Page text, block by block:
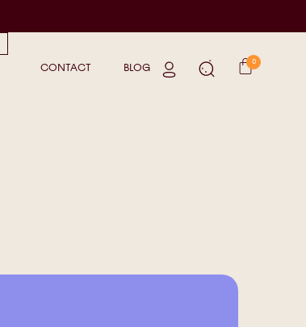
CONTACT
BLOG 0